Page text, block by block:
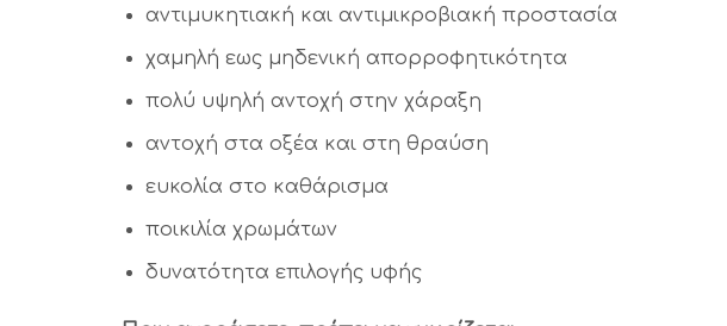
αντιμυκητιακή και αντιμικροβιακή προστασία
χαμηλή εως μηδενική απορροφητικότητα
πολύ υψηλή αντοχή στην χάραξη
αντοχή στα οξέα και στη θραύση
ευκολία στο καθάρισμα
ποικιλία χρωμάτων
δυνατότητα επιλογής υφής